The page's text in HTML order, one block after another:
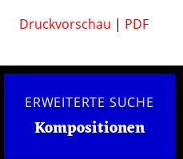
Druckvorschau | PDF
ERWEITERTE SUCHE
Kompositionen